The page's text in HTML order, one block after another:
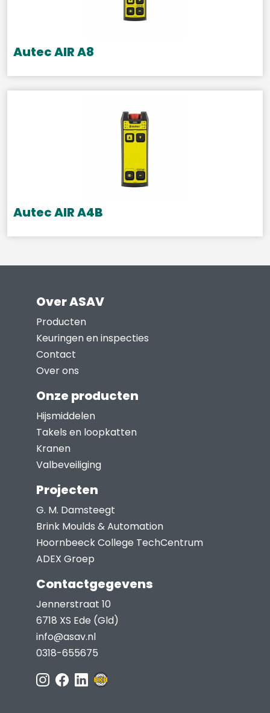
Autec AIR A8
Autec AIR A4B
Over ASAV
Producten
Keuringen en inspecties
Contact
Over ons
Onze producten
Hijsmiddelen
Takels en loopkatten
Kranen
Valbeveiliging
Projecten
G. M. Damsteegt
Brink Moulds & Automation
Hoornbeeck College TechCentrum
ADEX Groep
Contactgegevens
Jennerstraat 10
6718 XS Ede (Gld)
info@asav.nl
0318-655675